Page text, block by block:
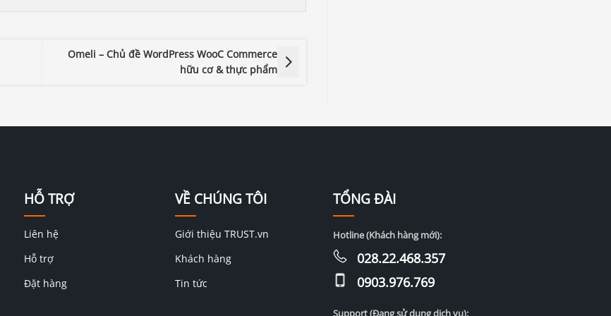
Omeli – Chủ đề WordPress WooC Commerce
hữu cơ & thực phẩm
HỖ TRỢ
Liên hệ
Hỗ trợ
Đặt hàng
VỀ CHÚNG TÔI
Giới thiệu TRUST.vn
Khách hàng
Tin tức
TỔNG ĐÀI
Hotline (Khách hàng mới):
028.22.468.357
0903.976.769
Support (Đang sử dụng dịch vụ):